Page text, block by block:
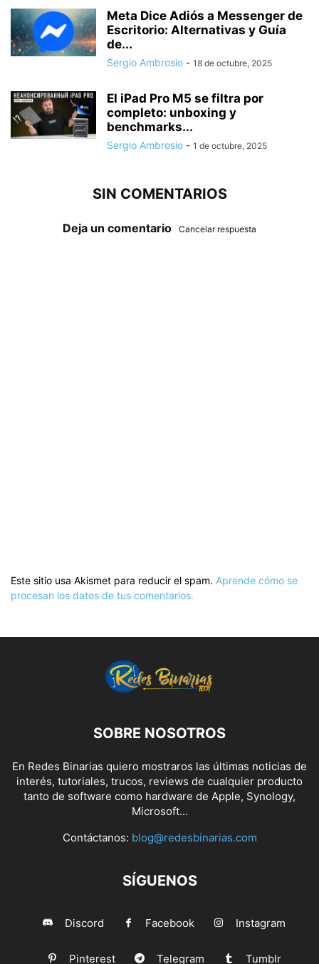
Meta Dice Adiós a Messenger de
Escritorio: Alternativas y Guía
de...
Sergio Ambrosio - 18 de octubre, 2025
El iPad Pro M5 se filtra por
completo: unboxing y
benchmarks...
Sergio Ambrosio - 1 de octubre, 2025
SIN COMENTARIOS
Deja un comentario Cancelar respuesta
Este sitio usa Akismet para reducir el spam. Aprende cómo se
procesan los datos de tus comentarios.
SOBRE NOSOTROS
En Redes Binarias quiero mostraros las últimas noticias de
interés, tutoriales, trucos, reviews de cualquier producto
tanto de software como hardware de Apple, Synology,
Microsoft...
Contáctanos: blog@redesbinarias.com
SÍGUENOS
Discord Facebook Instagram
Pinterest Telegram Tumblr